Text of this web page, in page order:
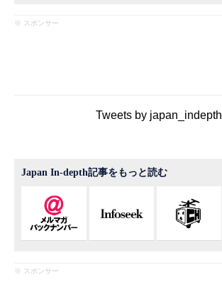
※ スポンサー
Tweets by japan_indepth
Japan In-depth記事をもっと読む
※ スポンサー